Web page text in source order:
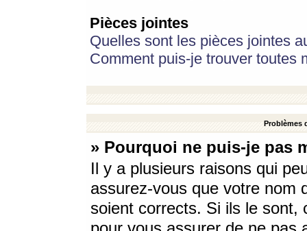
Pièces jointes
Quelles sont les pièces jointes
Comment puis-je trouver toutes
Problèmes
» Pourquoi ne puis-je pas
Il y a plusieurs raisons qui
assurez-vous que votre nom
soient corrects. Si ils le sont,